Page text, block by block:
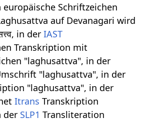
europäische Schriftzeichen
auf Devanagari wird
in derIAST
Transkription mit
"laghusattva", in der
"laghusattva", in der
"laghusattva", in der
Itrans Transkription
der SLP1 Transliteration